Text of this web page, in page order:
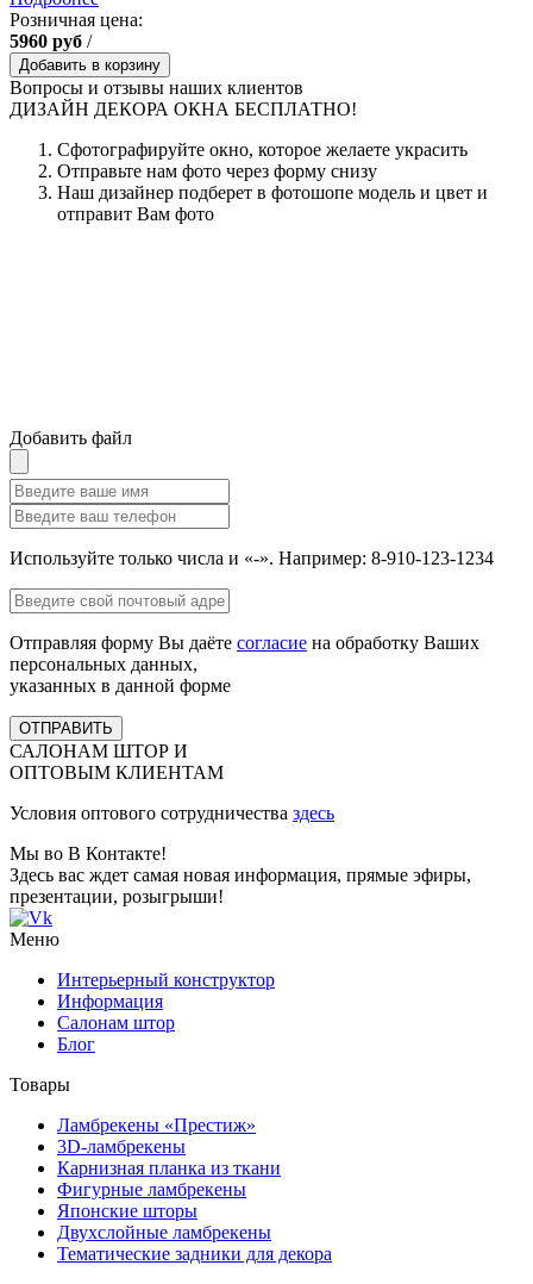
Розничная цена:
5960 руб /
Добавить в корзину
Вопросы и отзывы наших клиентов
ДИЗАЙН ДЕКОРА ОКНА БЕСПЛАТНО!
Сфотографируйте окно, которое желаете украсить
Отправьте нам фото через форму снизу
Наш дизайнер подберет в фотошопе модель и цвет и
отправит Вам фото
Добавить файл
Используйте только числа и «-». Например: 8-910-123-1234
Отправляя форму Вы даёте согласие на обработку Ваших
персональных данных,
указанных в данной форме
ОТПРАВИТЬ
САЛОНАМ ШТОР И
ОПТОВЫМ КЛИЕНТАМ
Условия оптового сотрудничества здесь
Мы во В Контакте!
Здесь вас ждет самая новая информация, прямые эфиры,
презентации, розыгрыши!
Меню
Интерьерный конструктор
Информация
Салонам штор
Блог
Товары
Ламбрекены «Престиж»
3D-ламбрекены
Карнизная планка из ткани
Фигурные ламбрекены
Японские шторы
Двухслойные ламбрекены
Тематические задники для декора